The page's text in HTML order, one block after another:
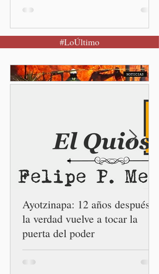
Puebla, Pue.-Cuando una
mujer encuentra un lugar
también recupera la
esperanza de vivir sin
Igualdad, Bienestar, Redes,
Emancipación) número 62 y
la Casa Carmen Serdán
número 25 en el estado, la
cuarta en la c
#LoÚltimo
Ayotzinapa: 12 años después,
la verdad vuelve a tocar la
puerta del poder